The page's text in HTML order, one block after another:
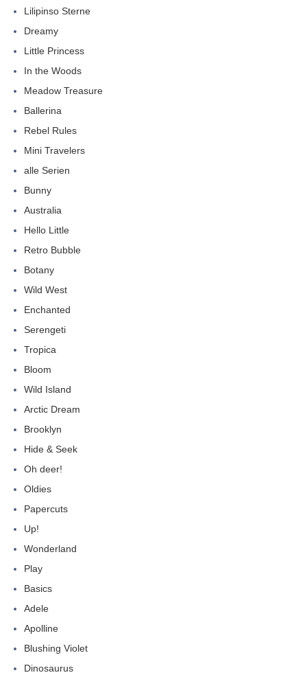
Lilipinso Sterne
Dreamy
Little Princess
In the Woods
Meadow Treasure
Ballerina
Rebel Rules
Mini Travelers
alle Serien
Bunny
Australia
Hello Little
Retro Bubble
Botany
Wild West
Enchanted
Serengeti
Tropica
Bloom
Wild Island
Arctic Dream
Brooklyn
Hide & Seek
Oh deer!
Oldies
Papercuts
Up!
Wonderland
Play
Basics
Adele
Apolline
Blushing Violet
Dinosaurus